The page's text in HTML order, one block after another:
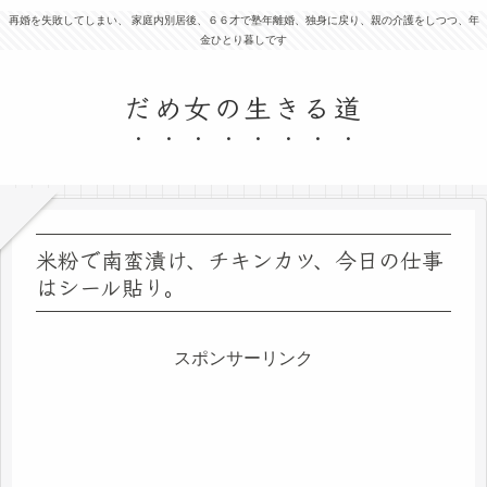
再婚を失敗してしまい、 家庭内別居後、６６才で塾年離婚、独身に戻り、親の介護をしつつ、年
金ひとり暮しです
だめ女の生きる道
米粉で南蛮漬け、チキンカツ、今日の仕事
はシール貼り。
スポンサーリンク